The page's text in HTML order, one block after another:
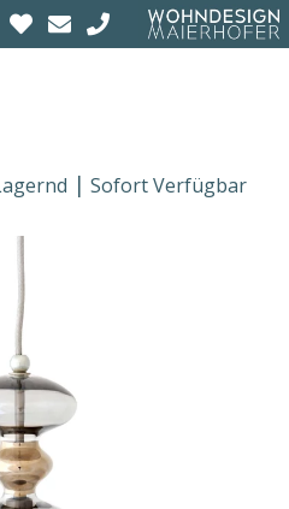
Sofort Verfügbar